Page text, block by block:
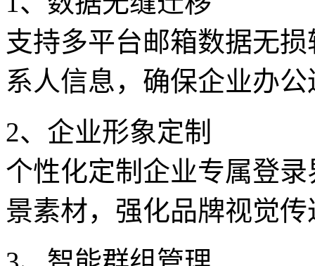
支持多平台邮箱数据无
系人信息，确保企业办
2、企业形象定制
个性化定制企业专属登
景素材，强化品牌视觉传